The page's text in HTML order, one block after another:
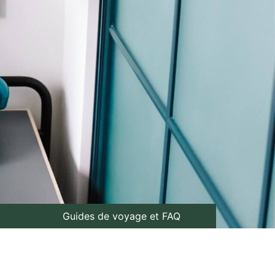
Guides de voyage et FAQ